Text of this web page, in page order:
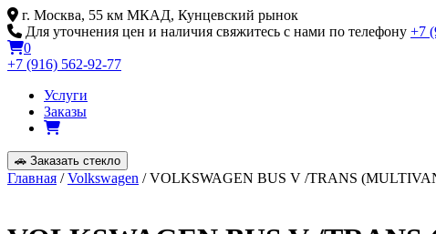
Skip
to
content
г. Москва, 55 км МКАД, Кунцевский рынок
Для уточнения цен и наличия свяжитесь с нами по телефону +7
0
+7 (916) 562-92-77
Услуги
Заказы
🚗 Заказать стекло
Главная /Volkswagen / VOLKSWAGEN BUS V /TRANS